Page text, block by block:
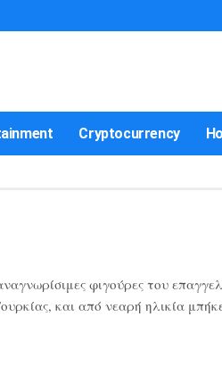
Cryptocurrency
φιγούρες του
και από νεαρή ηλικία